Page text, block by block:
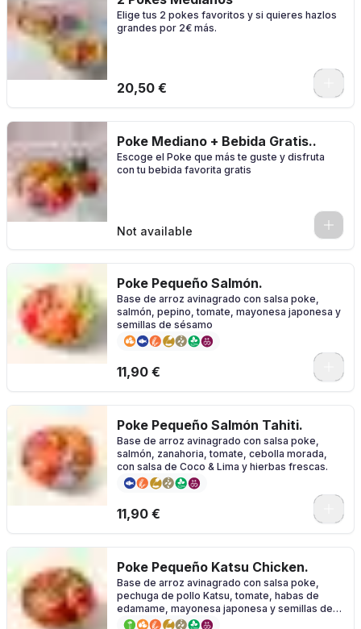
Elige tus 2 pokes favoritos y si quieres hazlos
grandes por 2€ más.
20,50 €
Poke Mediano + Bebida Gratis..
Escoge el Poke que más te guste y disfruta
con tu bebida favorita gratis
Not available 0
Poke Pequeño Salmón.
Base de arroz avinagrado con salsa poke,
salmón, pepino, tomate, mayonesa japonesa y
semillas de sésamo
11,90 €
Poke Pequeño Salmón Tahiti.
Base de arroz avinagrado con salsa poke,
salmón, zanahoria, tomate, cebolla morada,
con salsa de Coco & Lima y hierbas frescas.
11,90 €
Poke Pequeño Katsu Chicken.
Base de arroz avinagrado con salsa poke,
pechuga de pollo Katsu, tomate, habas de
edamame, mayonesa japonesa y semillas de
sésamo